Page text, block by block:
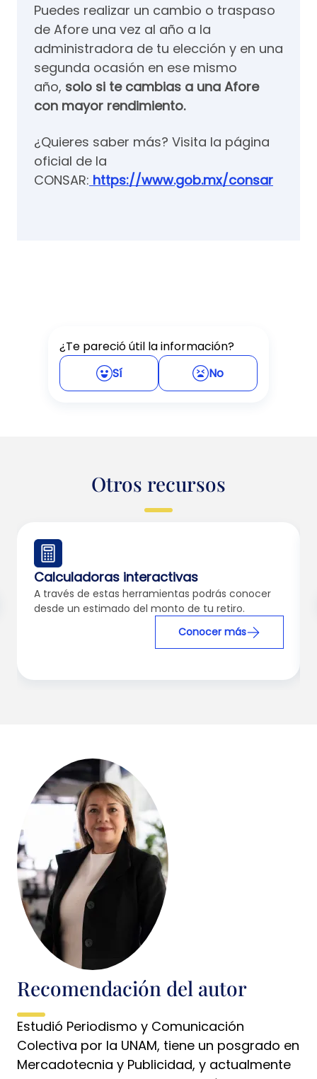
Puedes realizar un cambio o traspaso
de Afore una vez al año a la
administradora de tu elección y en una
segunda ocasión en ese mismo
año, solo si te cambias a una Afore
con mayor rendimiento.
¿Quieres saber más? Visita la página
oficial de la
CONSAR: https://www.gob.mx/consar
¿Te pareció útil la información?
Sí
No
Otros recursos
Calculadoras interactivas
A través de estas herramientas podrás conocer
desde un estimado del monto de tu retiro.
Conocer más
Recomendación del autor
Estudió Periodismo y Comunicación
Colectiva por la UNAM, tiene un posgrado en
Mercadotecnia y Publicidad, y actualmente